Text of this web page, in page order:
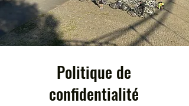
Politique de
confidentialité